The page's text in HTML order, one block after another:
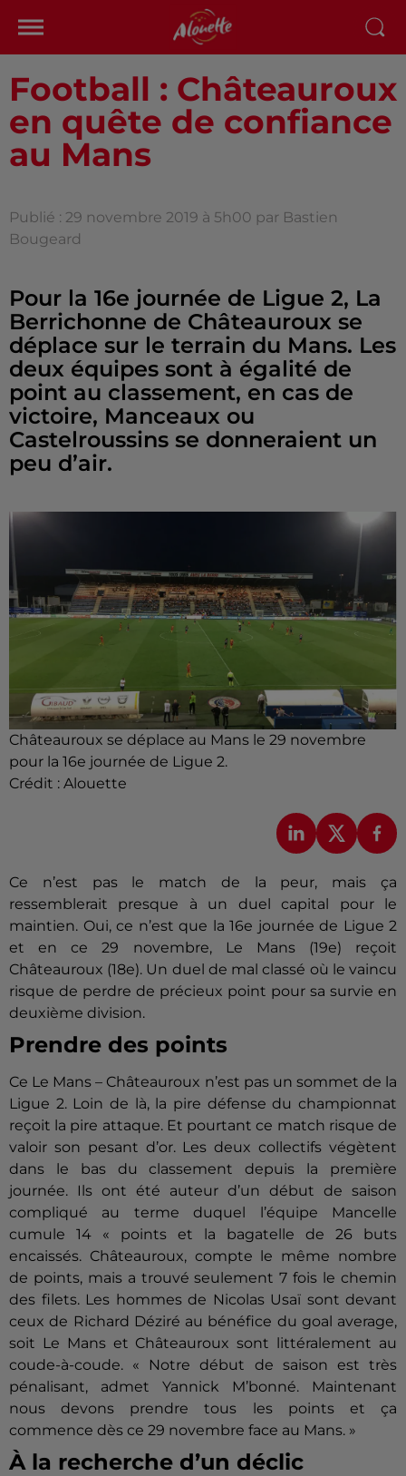
Football : Châteauroux
en quête de confiance
au Mans
Publié : 29 novembre 2019 à 5h00 par Bastien
Bougeard
Pour la 16e journée de Ligue 2, La
Berrichonne de Châteauroux se
déplace sur le terrain du Mans. Les
deux équipes sont à égalité de
point au classement, en cas de
victoire, Manceaux ou
Castelroussins se donneraient un
peu d’air.
Châteauroux se déplace au Mans le 29 novembre
pour la 16e journée de Ligue 2.
Crédit : Alouette
Ce n’est pas le match de la peur, mais ça
ressemblerait presque à un duel capital pour le
maintien. Oui, ce n’est que la 16e journée de Ligue 2
et en ce 29 novembre, Le Mans
(19e)
reçoit
Châteauroux (18e). Un duel de mal classé où le vaincu
risque de perdre de précieux point pour sa survie en
deuxième division.
Prendre des points
Ce Le Mans – Châteauroux n’est pas un sommet de la
Ligue 2. Loin de là, la pire défense du championnat
reçoit la pire attaque. Et pourtant ce match risque de
valoir son pesant d’or. Les deux collectifs végètent
dans le bas du classement depuis la première
journée.
Ils ont été auteur d’un début de saison
compliqué au terme duquel l’équipe Mancelle
cumule 14 « points et la bagatelle de 26 buts
encaissés. Châteauroux, compte le même nombre
de points, mais a trouvé seulement 7 fois le chemin
des filets. Les hommes de Nicolas Usaï sont devant
ceux de Richard Déziré au bénéfice du goal average,
soit Le Mans et Châteauroux sont littéralement au
coude-à-coude.
« Notre début de saison est très
pénalisant, admet Yannick M’bonné.
Maintenant
nous devons prendre tous les points et ça
commence dès ce 29 novembre face au Mans. »
À la recherche d’un déclic